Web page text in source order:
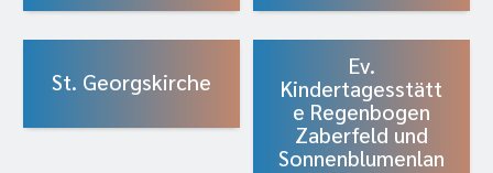
St. Georgskirche
Ev.
Kindertagesstätt
e Regenbogen
Zaberfeld und
Sonnenblumenlan